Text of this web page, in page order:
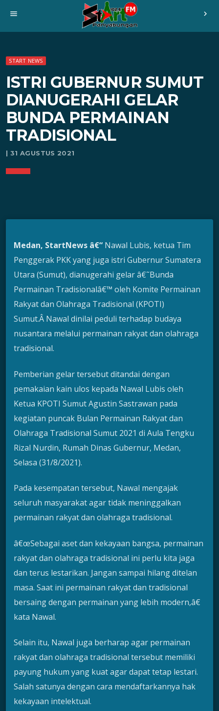
menu chevron_right
START NEWS
ISTRI GUBERNUR SUMUT
DIANUGERAHI GELAR
BUNDA PERMAINAN
TRADISIONAL
| 31 AGUSTUS 2021
Medan, StartNews â€“ Nawal Lubis, ketua Tim
Penggerak PKK yang juga istri Gubernur Sumatera
Utara (Sumut), dianugerahi gelar â€˜Bunda
Permainan Tradisionalâ€™ oleh Komite Permainan
Rakyat dan Olahraga Tradisional (KPOTI)
Sumut.Â Nawal dinilai peduli terhadap budaya
nusantara melalui permainan rakyat dan olahraga
tradisional.
Pemberian gelar tersebut ditandai dengan
pemakaian kain ulos kepada Nawal Lubis oleh
Ketua KPOTI Sumut Agustin Sastrawan pada
kegiatan puncak Bulan Permainan Rakyat dan
Olahraga Tradisional Sumut 2021 di Aula Tengku
Rizal Nurdin, Rumah Dinas Gubernur, Medan,
Selasa (31/8/2021).
Pada kesempatan tersebut, Nawal mengajak
seluruh masyarakat agar tidak meninggalkan
permainan rakyat dan olahraga tradisional.
â€œSebagai aset dan kekayaan bangsa, permainan
rakyat dan olahraga tradisional ini perlu kita jaga
dan terus lestarikan. Jangan sampai hilang ditelan
masa. Saat ini permainan rakyat dan tradisional
bersaing dengan permainan yang lebih modern,â€
kata Nawal.
Selain itu, Nawal juga berharap agar permainan
rakyat dan olahraga tradisional tersebut memiliki
payung hukum yang kuat agar dapat tetap lestari.
Salah satunya dengan cara mendaftarkannya hak
kekayaan intelektual.